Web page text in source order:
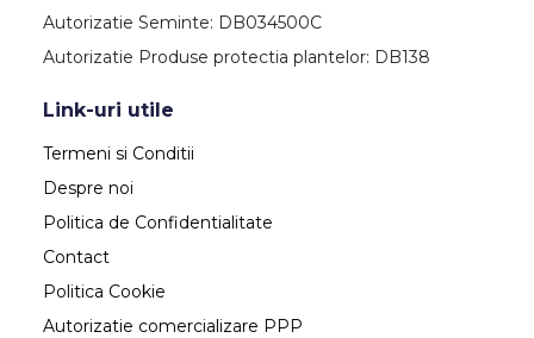
Autorizatie Seminte: DB034500C
Autorizatie Produse protectia plantelor: DB138
Link-uri utile
Termeni si Conditii
Despre noi
Politica de Confidentialitate
Contact
Politica Cookie
Autorizatie comercializare PPP